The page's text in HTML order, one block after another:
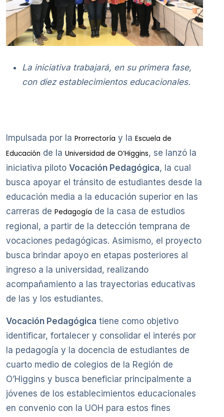
La iniciativa trabajará, en su primera fase,
con diez establecimientos educacionales.
Impulsada por la Prorrectoría y la Escuela de
Educación de la Universidad de O’Higgins, se lanzó la
iniciativa piloto Vocación Pedagógica, la cual
busca apoyar el tránsito de estudiantes desde la
educación media a la educación superior en las
carreras de Pedagogía de la casa de estudios
regional, a partir de la detección temprana de
vocaciones pedagógicas. Asimismo, el proyecto
busca brindar apoyo en etapas posteriores al
ingreso a la universidad, realizando
acompañamiento a las trayectorias educativas
de las y los estudiantes.
Vocación Pedagógica tiene como objetivo
identificar, fortalecer y consolidar el interés por
la pedagogía y la docencia de estudiantes de
cuarto medio de colegios de la Región de
O’Higgins y busca beneficiar principalmente a
jóvenes de los establecimientos educacionales
en convenio con la UOH para estos fines